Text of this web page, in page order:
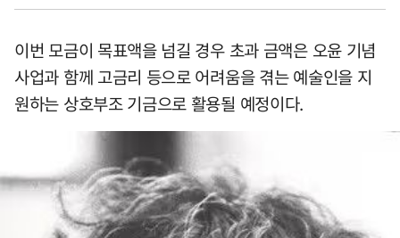
이번 모금이 목표액을 넘길 경우 초과 금액은 오윤 기념
사업과 함께 고금리 등으로 어려움을 겪는 예술인을 지
원하는 상호부조 기금으로 활용될 예정이다.